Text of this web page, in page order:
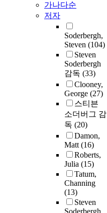
가나다순
저자
Soderbergh,
Steven (104)
Steven
Soderbergh
감독 (33)
Clooney,
George (27)
스티븐
소더버그 감
독 (20)
Damon,
Matt(16)
Roberts,
Julia (15)
Tatum,
Channing
(13)
Steven